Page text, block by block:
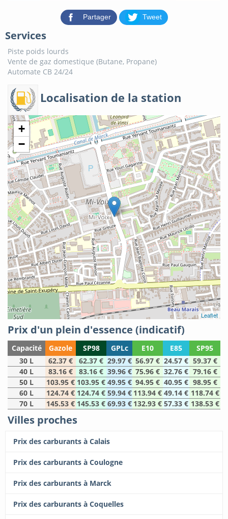
Partager Tweet
Services
Piste poids lourds
Vente de gaz domestique (Butane, Propane)
Automate CB 24/24
Localisation de la station
+
−
Leaflet
Prix d'un plein d'essence (indicatif)
Capacité Gazole SP98 GPLc E10 E85
SP95
30 L
62.37 € 62.37 € 29.97 € 56.97 € 24.57 € 59.37 €
40 L
83.16 € 83.16 € 39.96 € 75.96 € 32.76 € 79.16 €
50 L
103.95 € 103.95 € 49.95 € 94.95 € 40.95 € 98.95 €
60 L
124.74 € 124.74 € 59.94 € 113.94 € 49.14 € 118.74 €
70 L
145.53 € 145.53 € 69.93 € 132.93 € 57.33 € 138.53 €
Villes proches
Prix des carburants à Calais
Prix des carburants à Coulogne
Prix des carburants à Marck
Prix des carburants à Coquelles